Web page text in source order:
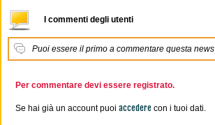
I commenti degli utenti
Puoi essere il primo a commentare questa news
Per commentare devi essere registrato.
Se hai già un account puoi accedere con i tuoi dati.